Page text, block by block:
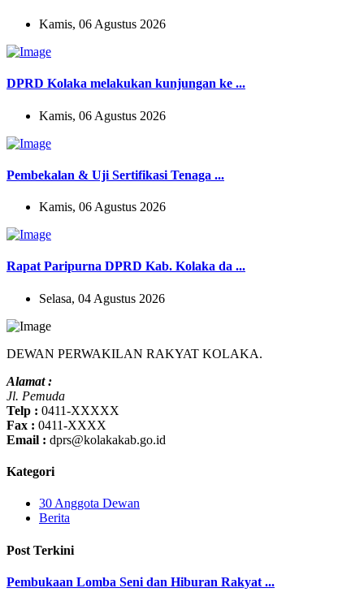
Kamis, 06 Agustus 2026
DPRD Kolaka melakukan kunjungan ke ...
Kamis, 06 Agustus 2026
Pembekalan & Uji Sertifikasi Tenaga ...
Kamis, 06 Agustus 2026
Rapat Paripurna DPRD Kab. Kolaka da ...
Selasa, 04 Agustus 2026
DEWAN PERWAKILAN RAKYAT KOLAKA.
Alamat :
Jl. Pemuda
Telp : 0411-XXXXX
Fax : 0411-XXXX
Email : dprs@kolakakab.go.id
Kategori
30 Anggota Dewan
Berita
Post Terkini
Pembukaan Lomba Seni dan Hiburan Rakyat ...